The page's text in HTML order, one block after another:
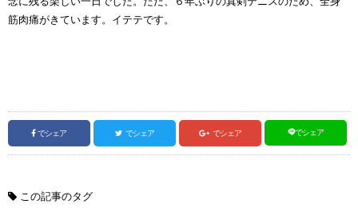
筋肉痛がきています。イテテです。
でシェア でシェア でシェア でシェア
この記事のタグ